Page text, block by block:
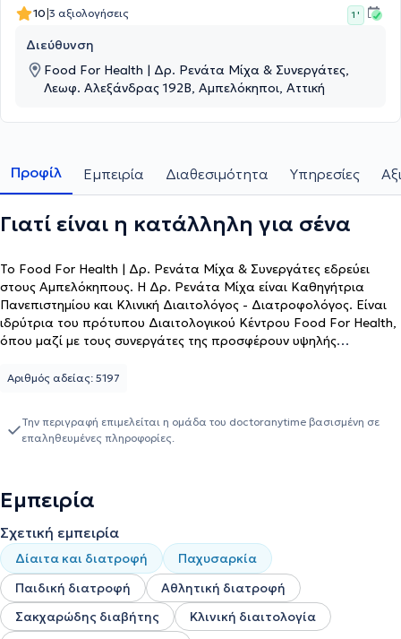
10|3 αξιολογήσεις 1 '
Διεύθυνση
Food For Health | Δρ. Ρενάτα Μίχα & Συνεργάτες,
Λεωφ. Αλεξάνδρας 192Β, Αμπελόκηποι, Αττική
Προφίλ Εμπειρία Διαθεσιμότητα Υπηρεσίες
Γιατί είναι η κατάλληλη για σένα
Το Food For Health | Δρ. Ρενάτα Μίχα & Συνεργάτες εδρεύει
στους Αμπελόκηπους. Η Δρ. Ρενάτα Μίχα είναι Καθηγήτρια
Πανεπιστημίου και Κλινική Διαιτολόγος - Διατροφολόγος. Είναι
ιδρύτρια του πρότυπου Διαιτολογικού Κέντρου Food For Health,
όπου μαζί με τους συνεργάτες της προσφέρουν υψηλής
τμήματος Επιστήμης Διαιτολογίας - Διατροφής του Χαροκοπείου
εκπόνησε το μεταδιδακτορικό της και ακολούθως έλαβε θέση
Λέκτορα, στη Σχολή Δημόσιας Υγείας του Πανεπιστημίου Harvard,
Διατροφής και Υγείας και Πρόεδρος του Global Nutrition Report
Ανθρώπου στο Πανεπιστήμιο Θεσσαλίας και Αναπληρώτρια
Καθηγήτρια Διατροφής και Επιδημιολογίας στο Πανεπιστήμιο
Tufts των ΗΠΑ. Το κλινικό και ερευνητικό της έργο επικεντρώνεται
στη διερεύνηση της επίδρασης της διατροφής στην υγεία του
ανθρώπου, καθώς και στη διαμόρφωση εθνικής διατροφικής
πολιτικής και στρατηγικών παρέμβασης. Έχει λάβει πολυάριθμες
Αριθμός αδείας: 5197
Την περιγραφή επιμελείται η ομάδα του doctoranytime βασισμένη σε
επαληθευμένες πληροφορίες.
Εμπειρία
Σχετική εμπειρία
Δίαιτα και διατροφή
Παχυσαρκία
Παιδική διατροφή
Αθλητική διατροφή
Σακχαρώδης διαβήτης
Κλινική διαιτολογία